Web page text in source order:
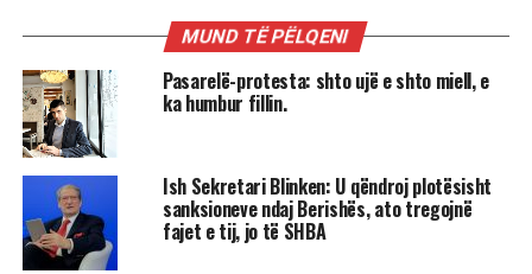
MUND TË PËLQENI
Pasarelë-protesta: shto ujë e shto miell, e
ka humbur fillin.
Ish Sekretari Blinken: U qëndroj plotësisht
sanksioneve ndaj Berishës, ato tregojnë
fajet e tij, jo të SHBA